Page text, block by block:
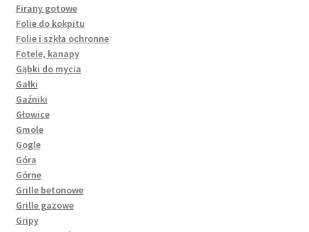
Firany gotowe
Folie do kokpitu
Folie i szkła ochronne
Fotele, kanapy
Gąbki do mycia
Gałki
Gaźniki
Głowice
Gmole
Gogle
Góra
Górne
Grille betonowe
Grille gazowe
Gripy